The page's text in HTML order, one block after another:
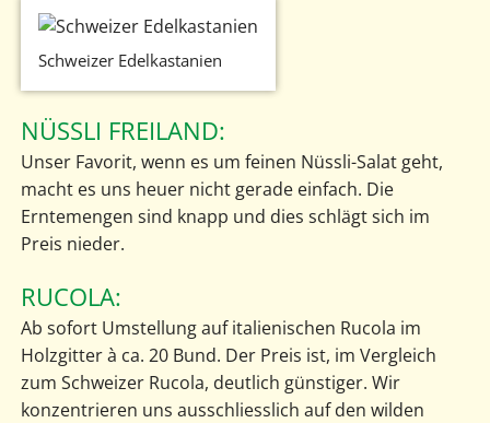
Schweizer Edelkastanien
NÜSSLI FREILAND:
Unser Favorit, wenn es um feinen Nüssli-Salat geht,
macht es uns heuer nicht gerade einfach. Die
Erntemengen sind knapp und dies schlägt sich im
Preis nieder.
RUCOLA:
Ab sofort Umstellung auf italienischen Rucola im
Holzgitter à ca. 20 Bund. Der Preis ist, im Vergleich
zum Schweizer Rucola, deutlich günstiger. Wir
konzentrieren uns ausschliesslich auf den wilden